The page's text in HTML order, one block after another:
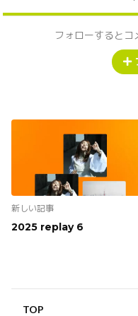
フォローするとコ
新しい記事
2025 replay 6
TOP